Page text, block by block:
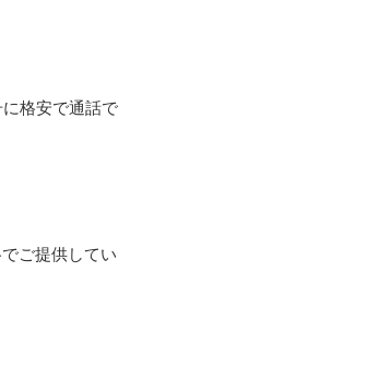
格安で通話で
ご提供してい